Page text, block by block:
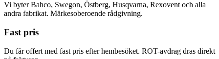
Vi byter Bahco, Swegon, Östberg, Husqvarna, Rexovent och alla
andra fabrikat. Märkesoberoende rådgivning.
Fast pris
Du får offert med fast pris efter hembesöket. ROT-avdrag dras direkt